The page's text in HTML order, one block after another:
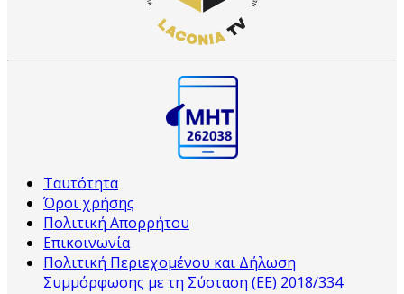
Ταυτότητα
Όροι χρήσης
Πολιτική Απορρήτου
Επικοινωνία
Πολιτική Περιεχομένου και Δήλωση
Συμμόρφωσης με τη Σύσταση (ΕΕ) 2018/334